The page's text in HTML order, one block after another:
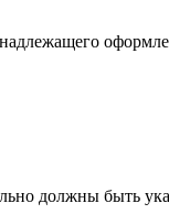
должны быть